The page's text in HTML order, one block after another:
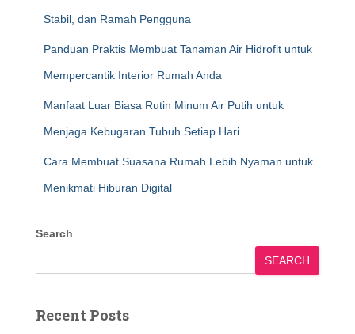
Stabil, dan Ramah Pengguna
Panduan Praktis Membuat Tanaman Air Hidrofit untuk
Mempercantik Interior Rumah Anda
Manfaat Luar Biasa Rutin Minum Air Putih untuk
Menjaga Kebugaran Tubuh Setiap Hari
Cara Membuat Suasana Rumah Lebih Nyaman untuk
Menikmati Hiburan Digital
Search
SEARCH
Recent Posts